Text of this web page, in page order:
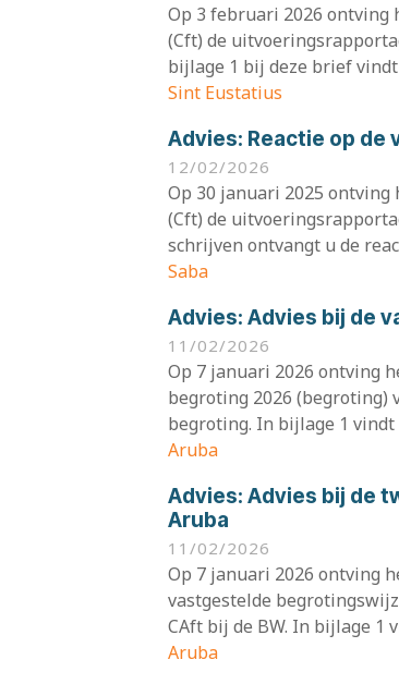
Op 3 februari 2026 ontving
(Cft) de
bijlage 1 bij deze brief
Sint Eustatius
Advies: Reactie op de
12/02/2026
Op 30 januari 2025 ontving
(Cft) de
schrijven ontvangt u de
Saba
Advies:Advies bij de
11/02/2026
Op 7 januari 2026 ontving
begroting 2026 (begroting)
begroting. In bijlage 1
Aruba
Advies:Advies bij de
Aruba
11/02/2026
Op 7 januari 2026 ontving
vastgestelde
CAft bij de BW. In bijlage 1
Aruba